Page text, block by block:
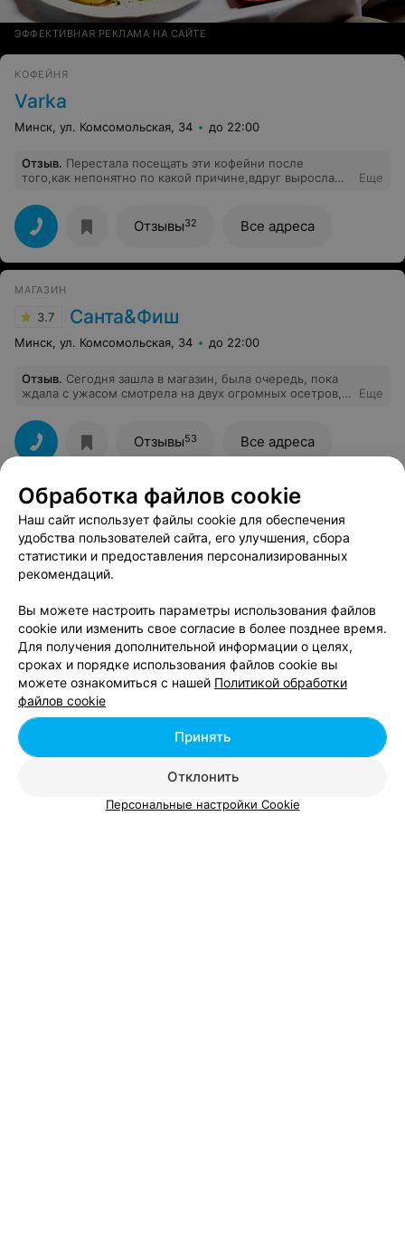
ЭФФЕКТИВНАЯ РЕКЛАМА НА САЙТЕ
КОФЕЙНЯ
Varka
Минск, ул. Комсомольская, 34 до 22:00
Отзыв. Перестала посещать эти кофейни после
того,как непонятно по какой причине,вдруг выросла
интересным интерьером и более вкусно
приготовленным кофе,и адекватными ценами.
Еще
Отзывы32 Все адреса
МАГАЗИН
3.7 Санта&Фиш
Минск, ул. Комсомольская, 34 до 22:00
Отзыв. Сегодня зашла в магазин, была очередь, пока
ждала с ужасом смотрела на двух огромных осетров, с
дышали жабрами, может и надо иметь в магазине
живую рыбу, но содержать ее в воде, а не дать ей
слыхать
Еще
Отзывы53 Все адреса
ЭФФЕКТИВНАЯ РЕКЛАМА НА САЙТЕ
ТУРИСТИЧЕСКАЯ КОМПАНИЯ
Гулливер
Минск, ул. Комсомольская, 34 до 18:00
Обработка файлов cookie
Наш сайт использует файлы cookie для обеспечения
удобства пользователей сайта, его улучшения, сбора
статистики и предоставления персонализированных
рекомендаций.
Вы можете настроить параметры использования файлов
cookie или изменить свое согласие в более позднее время.
Для получения дополнительной информации о целях,
сроках и порядке использования файлов cookie вы
можете ознакомиться с нашей Политикой обработки
файлов cookie
Отклонить
Принять
Персональные настройки Cookie